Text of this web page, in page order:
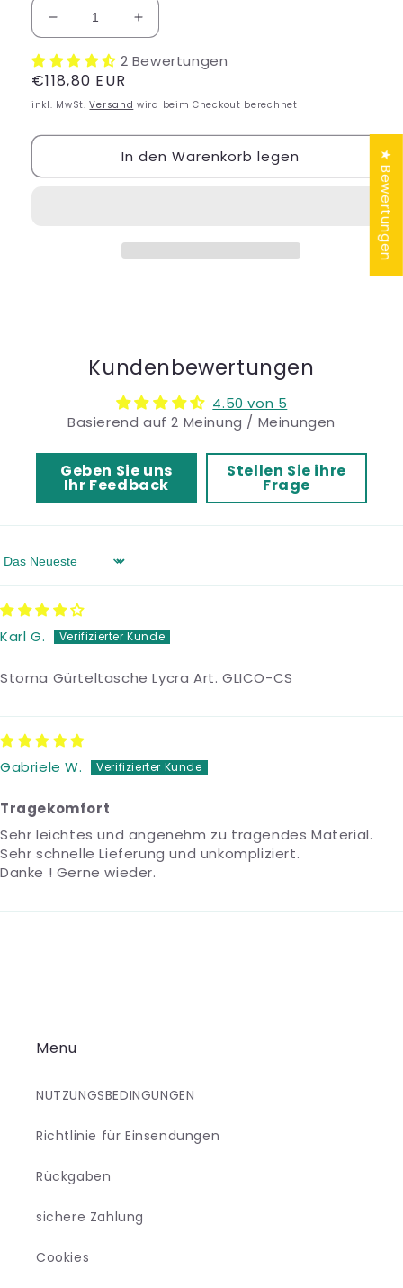
Verringere
die
Menge
für
Stoma
Lycra
Ref.GLICO-
CS
Erhöhe
die
Menge
Stoma
Lycra
Ref.GLICO-
CS
2 Bewertungen
Normaler
Preis
€118,80 EUR
inkl. MwSt.Versand wird beim Checkout berechnet
In den Warenkorb legen
Kundenbewertungen
4.50 von 5
Basierend auf 2 Meinung / Meinungen
Geben Sie uns
Ihr Feedback
Stellen Sie ihre
Frage
Sort by
Karl G.
Stoma Gürteltasche Lycra Art. GLICO-CS
Gabriele W.
Tragekomfort
Sehr leichtes und angenehm zu tragendes Material.
Sehr schnelle Lieferung und unkompliziert.
Danke ! Gerne wieder.
Menu
NUTZUNGSBEDINGUNGEN
Richtlinie für Einsendungen
Rückgaben
sichere Zahlung
Cookies
★ Bewertungen